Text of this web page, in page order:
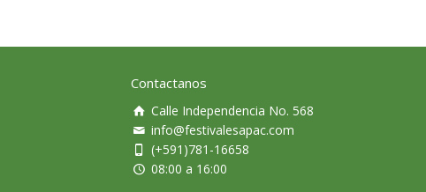
Contactanos
Calle Independencia No. 568
info@festivalesapac.com
(+591)781-16658
08:00 a 16:00